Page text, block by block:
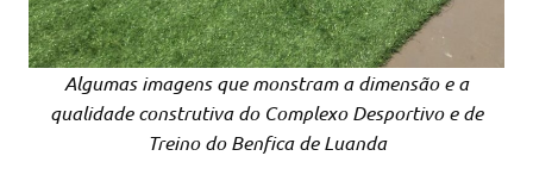
Algumas imagens que monstram a dimensão e a
qualidade construtiva do Complexo Desportivo e de
Treino do Benfica de Luanda